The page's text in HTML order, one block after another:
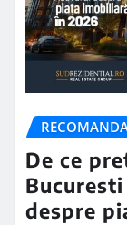
De ce
despre